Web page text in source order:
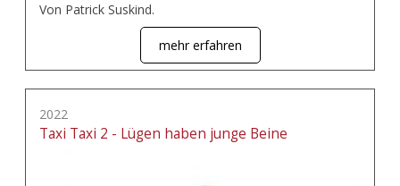
Von Patrick Suskind.
mehr erfahren
2022
Taxi Taxi 2 - Lügen haben junge Beine